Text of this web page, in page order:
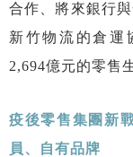
合作、將來銀行
新竹物流的倉運
2,694億元的零售
疫後零售集團新
員、自有品牌